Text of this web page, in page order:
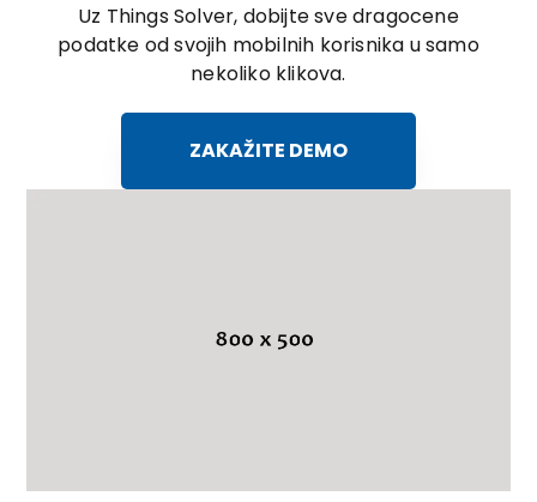
Uz Things Solver, dobijte sve dragocene
podatke od svojih mobilnih korisnika u samo
nekoliko klikova.
ZAKAŽITE DEMO